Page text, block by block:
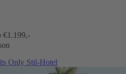
€1.199,-
Only Stil-Hotel